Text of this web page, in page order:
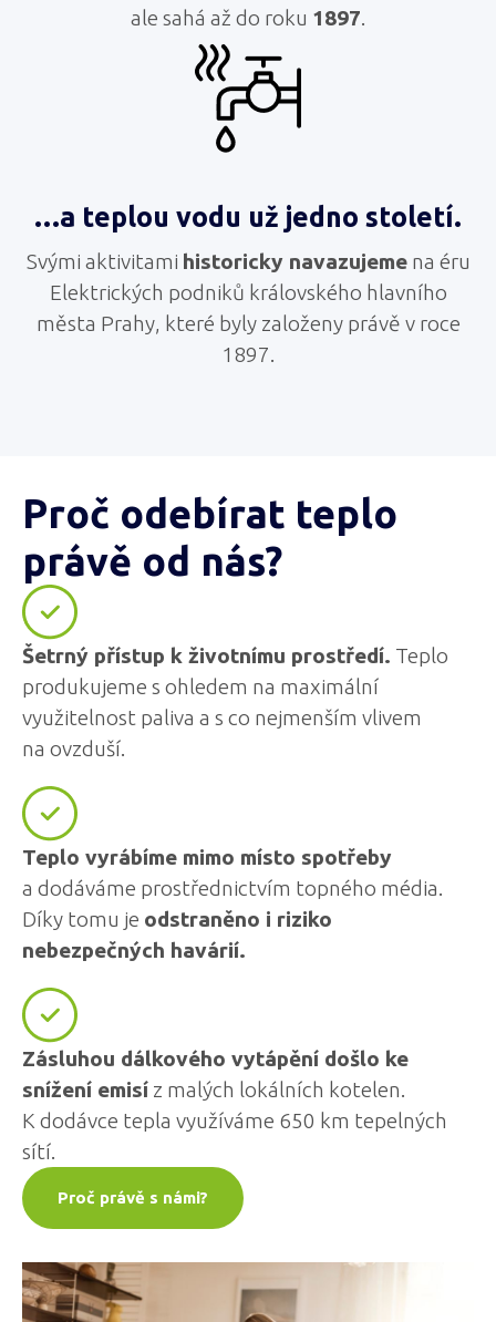
ale sahá až do roku 1897.
…a teplou vodu už jedno století.
Svými aktivitami historicky navazujemena éru
Elektrických podniků královského hlavního
města Prahy, které byly založeny právě v roce
1897.
Proč odebírat teplo
právě od nás?
Šetrný přístup k životnímu prostředí. Teplo
produkujeme s ohledem na maximální
využitelnost paliva a s co nejmenším vlivem
na ovzduší.
Teplo vyrábíme mimo místo spotřeby
a dodáváme prostřednictvím topného média.
Díky tomu je odstraněno i riziko
nebezpečných havárií.
Zásluhou dálkového vytápění došlo ke
snížení emisí z malých lokálních kotelen.
K dodávce tepla využíváme 650 km tepelných
sítí.
Proč právě s námi?